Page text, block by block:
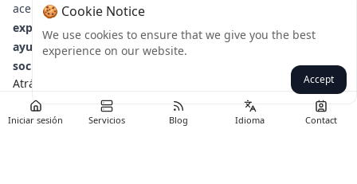
Iniciar sesión Servicios Blog Idioma Contact
acelerar tu crecimiento?
explorar nuestra gama de servicios diseñados para
ayudarte a construir una poderosa presencia en redes
sociales.
Atrás
🍪 Cookie Notice
We use cookies to ensure that we give you the best
experience on our website.
Accept